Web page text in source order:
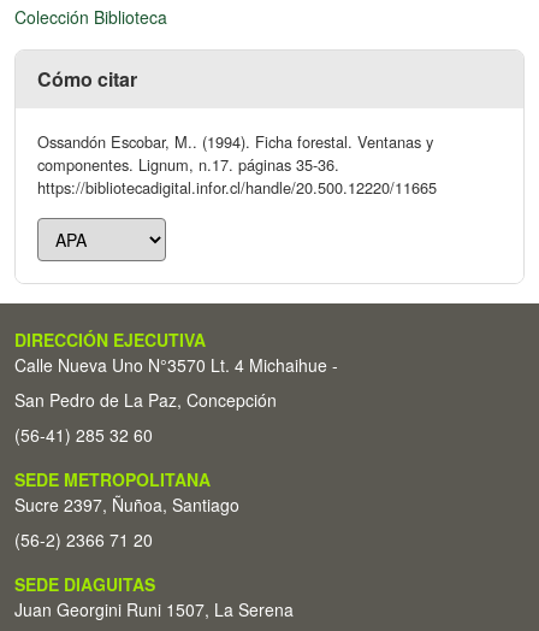
Colección Biblioteca
Cómo citar
Ossandón Escobar, M.. (1994). Ficha forestal. Ventanas y
componentes. Lignum, n.17. páginas 35-36.
https://bibliotecadigital.infor.cl/handle/20.500.12220/11665
DIRECCIÓN EJECUTIVA
Calle Nueva Uno N°3570 Lt. 4 Michaihue -
San Pedro de La Paz, Concepción
(56-41) 285 32 60
SEDE METROPOLITANA
Sucre 2397, Ñuñoa, Santiago
(56-2) 2366 71 20
SEDE DIAGUITAS
Juan Georgini Runi 1507, La Serena